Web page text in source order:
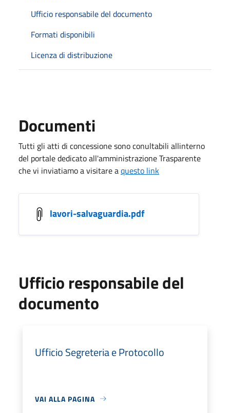
Ufficio responsabile del documento
Formati disponibili
Licenza di distribuzione
Documenti
Tutti gli atti di concessione sono conultabili allinterno
del portale dedicato all'amministrazione Trasparente
che vi inviatiamo a visitare aquesto link
lavori-salvaguardia.pdf
Ufficio responsabile del
documento
Ufficio Segreteria e Protocollo
VAI ALLA PAGINA